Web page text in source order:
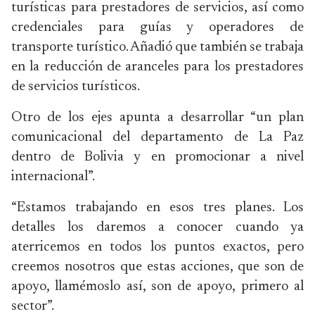
turísticas para prestadores de servicios, así como
credenciales para guías y operadores de
transporte turístico. Añadió que también se trabaja
en la reducción de aranceles para los prestadores
de servicios turísticos.
Otro de los ejes apunta a desarrollar “un plan
comunicacional del departamento de La Paz
dentro de Bolivia y en promocionar a nivel
internacional”.
“Estamos trabajando en esos tres planes. Los
detalles los daremos a conocer cuando ya
aterricemos en todos los puntos exactos, pero
creemos nosotros que estas acciones, que son de
apoyo, llamémoslo así, son de apoyo, primero al
sector”.